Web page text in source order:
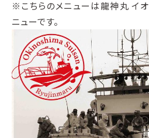
※こちらのメニューは龍神丸 イ
ニューです。